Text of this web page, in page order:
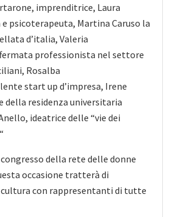
imprenditrice, Laura
psicoterapeuta, Martina Caruso la
d’italia, Valeria
professionista nel settore
Rosalba
start up d’impresa, Irene
residenza universitaria
ideatrice delle “vie dei
della rete delle donne
occasione tratterà di
con rappresentanti di tutte